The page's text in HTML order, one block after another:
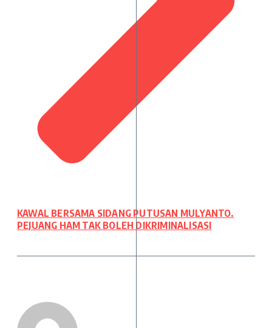
KAWAL BERSAMA SIDANG PUTUSAN MULYANTO.
PEJUANG HAM TAK BOLEH DIKRIMINALISASI